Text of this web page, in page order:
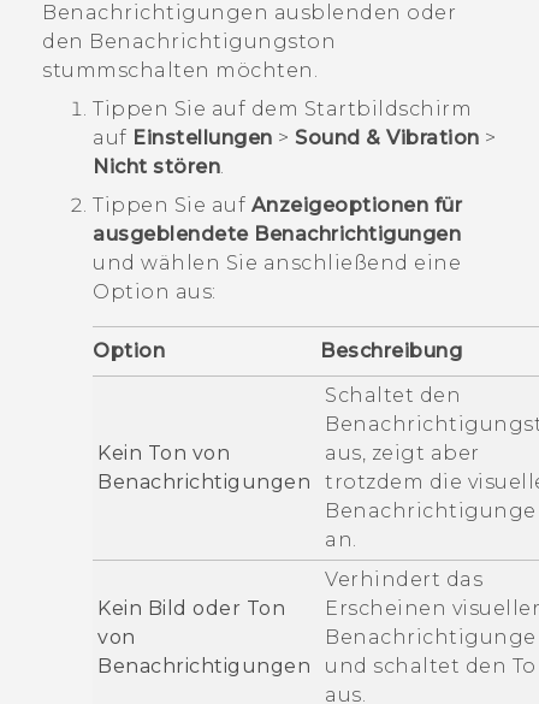
Benachrichtigungen ausblenden oder
den Benachrichtigungston
stummschalten möchten.
Tippen Sie auf dem Startbildschirm
auf Einstellungen > Sound & Vibration >
Nicht stören.
Tippen Sie auf Anzeigeoptionen für
ausgeblendete Benachrichtigungen
und wählen Sie anschließend eine
Option aus:
Option Beschreibung
Kein Ton von
Benachrichtigungen
Schaltet den
aus, zeigt aber
trotzdem die
an.
Kein Bild oder Ton
von
Benachrichtigungen
Verhindert das
Erscheinen visueller
und schaltet den
aus.